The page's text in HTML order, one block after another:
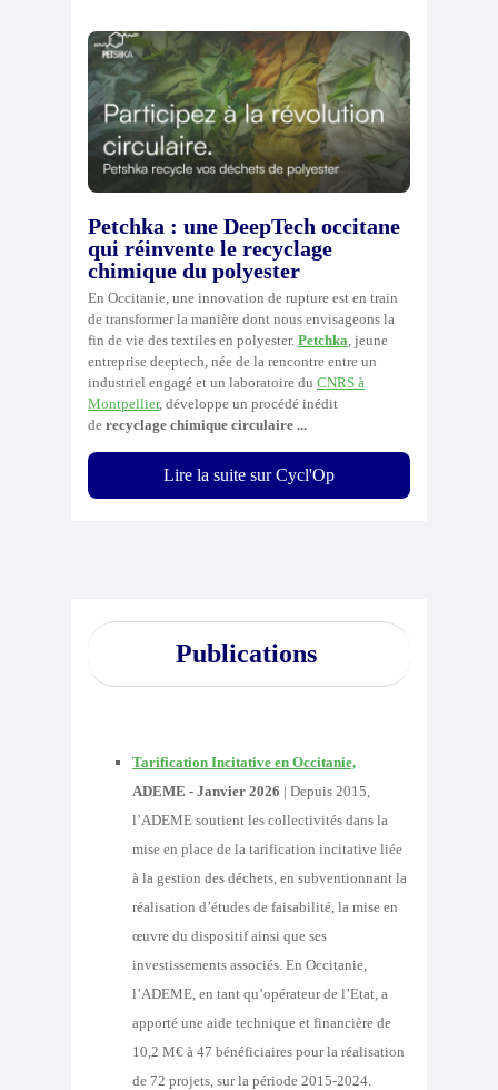
Petchka : une DeepTech occitane
qui réinvente le recyclage
chimique du polyester
En Occitanie, une innovation de rupture est en train
de transformer la manière dont nous envisageons la
fin de vie des textiles en polyester. Petchka, jeune
entreprise deeptech, née de la rencontre entre un
industriel engagé et un laboratoire du CNRS à
Montpellier, développe un procédé inédit
de recyclage chimique circulaire ...
Lire la suite sur Cycl'Op
Publications
Tarification Incitative en Occitanie,
ADEME - Janvier 2026 | Depuis 2015,
l’ADEME soutient les collectivités dans la
mise en place de la tarification incitative liée
à la gestion des déchets, en subventionnant la
réalisation d’études de faisabilité, la mise en
œuvre du dispositif ainsi que ses
investissements associés. En Occitanie,
l’ADEME, en tant qu’opérateur de l’Etat, a
apporté une aide technique et financière de
10,2 M€ à 47 bénéficiaires pour la réalisation
de 72 projets, sur la période 2015-2024.